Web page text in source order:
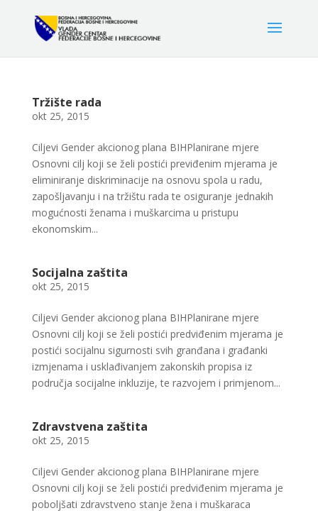
Tržište rada
okt 25, 2015
Ciljevi Gender akcionog plana BIHPlanirane mjere
Osnovni cilj koji se želi postići previđenim mjerama je
eliminiranje diskriminacije na osnovu spola u radu,
zapošljavanju i na tržištu rada te osiguranje jednakih
mogućnosti ženama i muškarcima u pristupu
ekonomskim...
Socijalna zaštita
okt 25, 2015
Ciljevi Gender akcionog plana BIHPlanirane mjere
Osnovni cilj koji se želi postići predviđenim mjerama je
postići socijalnu sigurnosti svih granđana i građanki
izmjenama i usklađivanjem zakonskih propisa iz
područja socijalne inkluzije, te razvojem i primjenom...
Zdravstvena zaštita
okt 25, 2015
Ciljevi Gender akcionog plana BIHPlanirane mjere
Osnovni cilj koji se želi postići predviđenim mjerama je
poboljšati zdravstveno stanje žena i muškaraca